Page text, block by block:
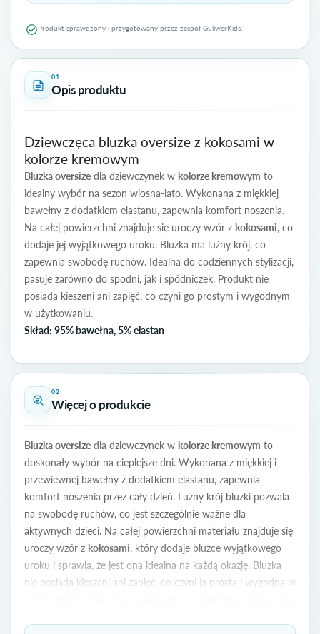
01
Opis produktu
Dziewczęca bluzka oversize z kokosami w
kolorze kremowym
Bluzka oversize dla dziewczynek w kolorze kremowym to
idealny wybór na sezon wiosna-lato. Wykonana z miękkiej
bawełny z dodatkiem elastanu, zapewnia komfort noszenia.
Na całej powierzchni znajduje się uroczy wzór z kokosami, co
dodaje jej wyjątkowego uroku. Bluzka ma luźny krój, co
zapewnia swobodę ruchów. Idealna do codziennych stylizacji,
pasuje zarówno do spodni, jak i spódniczek. Produkt nie
posiada kieszeni ani zapięć, co czyni go prostym i wygodnym
w użytkowaniu.
Skład: 95% bawełna, 5% elastan
02
Więcej o produkcie
Bluzka oversize dla dziewczynek w kolorze kremowym to
doskonały wybór na cieplejsze dni. Wykonana z miękkiej i
przewiewnej bawełny z dodatkiem elastanu, zapewnia
komfort noszenia przez cały dzień. Luźny krój bluzki pozwala
na swobodę ruchów, co jest szczególnie ważne dla
aktywnych dzieci. Na całej powierzchni materiału znajduje się
uroczy wzór z kokosami, który dodaje bluzce wyjątkowego
uroku i sprawia, że jest ona idealna na każdą okazję. Bluzka
nie posiada kieszeni ani zapięć, co czyni ją prostą i wygodną w
Produkt sprawdzony i przygotowany przez zespół GuliwerKids.